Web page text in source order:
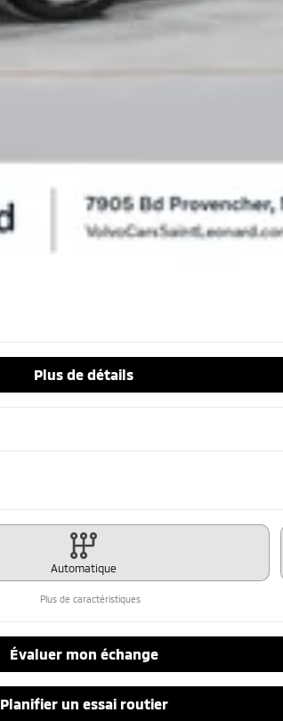
Plus de détails
Automatique
Plus de caractéristiques
Évaluer mon échange
Planifier un essai routier